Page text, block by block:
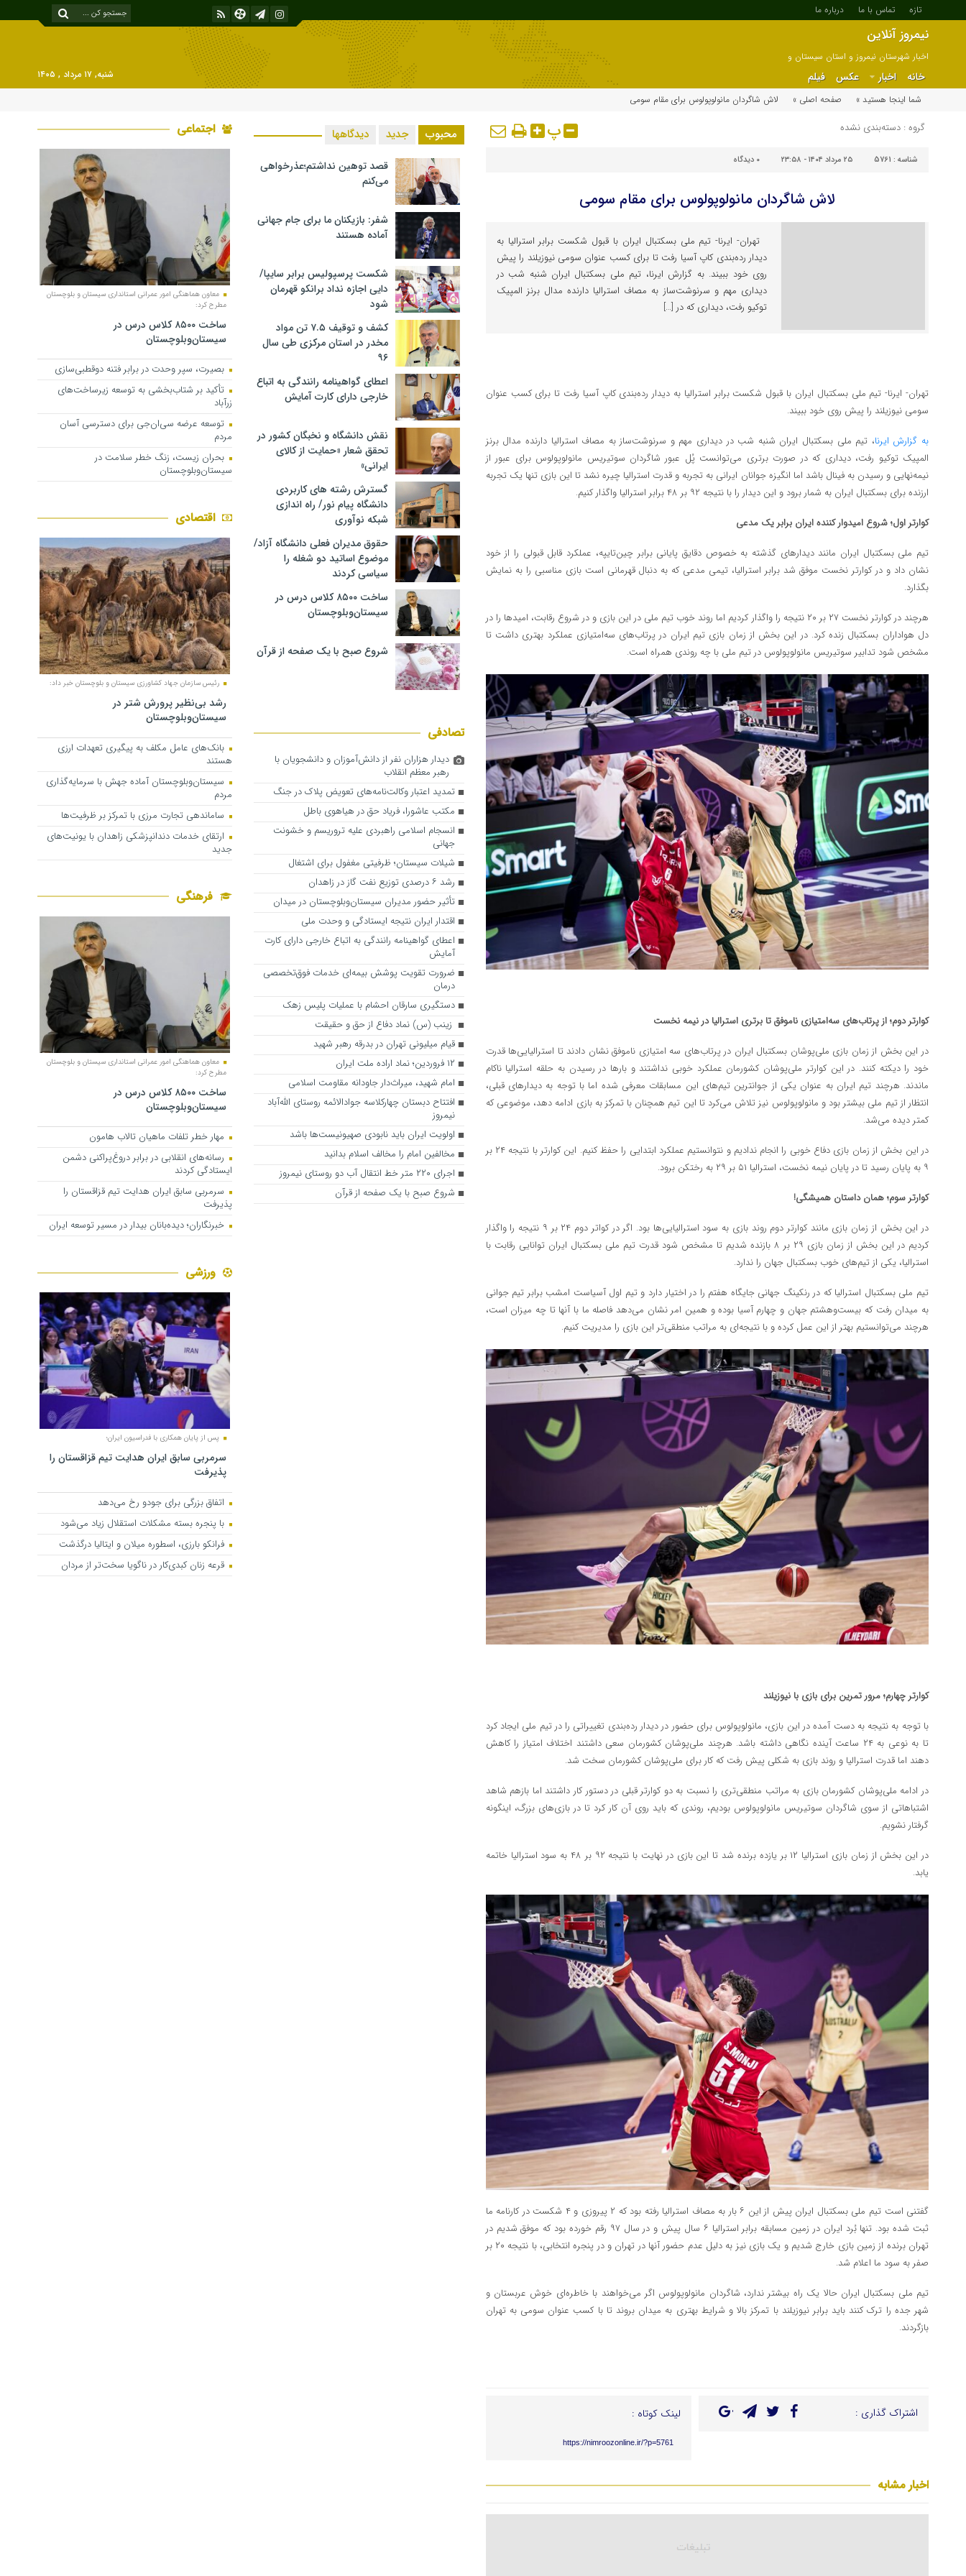
تازه تماس با ما درباره ما
نیمروز آنلاین
اخبار شهرستان نیمروز و استان سیستان و
بلوچستان
خانه اخبار عکس فیلم
شنبه, ۱۷ مرداد , ۱۴۰۵
شما اینجا هستید »
صفحه اصلی » لاش شاگردان مانولوپولوس برای مقام سومی
گروه : دسته‌بندی نشده پ
شناسه : 5761 ۲۵ مرداد ۱۴۰۴ - ۲۳:۵۸ ۰ دیدگاه
لاش شاگردان مانولوپولوس برای مقام سومی
تهران- ایرنا- تیم ملی بسکتبال ایران با قبول شکست برابر استرالیا به
دیدار رده‌بندی کاپ آسیا رفت تا برای کسب عنوان سومی نیوزیلند را پیش
روی خود ببیند. به گزارش ایرنا، تیم ملی بسکتبال ایران شنبه شب در
دیداری مهم و سرنوشت‌ساز به مصاف استرالیا دارنده مدال برنز المپیک
توکیو رفت، دیداری که در […]
تهران- ایرنا- تیم ملی بسکتبال ایران با قبول شکست برابر استرالیا به دیدار رده‌بندی کاپ آسیا رفت تا برای کسب عنوان
سومی نیوزیلند را پیش روی خود ببیند.
به گزارش ایرنا، تیم ملی بسکتبال ایران شنبه شب در دیداری مهم و سرنوشت‌ساز به مصاف استرالیا دارنده مدال برنز
المپیک توکیو رفت، دیداری که در صورت برتری می‌توانست پُل عبور شاگردان سوتیریس مانولوپولوس برای عبور از
نیمه‌نهایی و رسیدن به فینال باشد اما انگیزه جوانان ایرانی به تجربه و قدرت استرالیا چیره نشد تا این بازی تنها یک تجربه
ارزنده برای بسکتبال ایران به شمار برود و این دیدار را با نتیجه ۹۲ بر ۴۸ برابر استرالیا واگذار کنیم.
کوارتر اول؛ شروع امیدوار کننده ایران برابر یک مدعی
تیم ملی بسکتبال ایران مانند دیدارهای گذشته به خصوص دقایق پایانی برابر چین‌تایپه، عملکرد قابل قبولی را از خود
نشان داد و در کوارتر نخست موفق شد برابر استرالیا، تیمی مدعی که به دنبال قهرمانی است بازی مناسبی را به نمایش
بگذارد.
هرچند در کوارتر نخست ۲۷ بر ۲۰ نتیجه را واگذار کردیم اما روند خوب تیم ملی در این بازی و در شروع رقابت، امیدها را در
دل هواداران بسکتبال زنده کرد. در این بخش از زمان بازی تیم ایران در پرتاب‌های سه‌امتیازی عملکرد بهتری داشت تا
مشخص شود تدابیر سوتیریس مانولوپولوس در تیم ملی با چه روندی همراه است.
کوارتر دوم؛‌ از پرتاب‌های سه‌امتیازی ناموفق تا برتری استرالیا در نیمه نخست
در این بخش از زمان بازی ملی‌پوشان بسکتبال ایران در پرتاب‌های سه‌ امتیازی ناموفق نشان دادند تا استرالیایی‌ها قدرت
خود را دیکته کنند. در این کوارتر ملی‌پوشان کشورمان عملکرد خوبی نداشتند و بارها در رسیدن به حلقه استرالیا ناکام
ماندند. هرچند تیم ایران به عنوان یکی از جوانترین تیم‌های این مسابقات معرفی شده اما با توجه به دیدارهای قبلی،
انتظار از تیم ملی بیشتر بود و مانولوپولوس نیز تلاش می‌کرد تا این تیم همچنان با تمرکز به بازی ادامه دهد،‌ موضوعی که
کمتر دیده می‌شد.
در این بخش از زمان بازی دفاع خوبی را انجام ندادیم و نتوانستیم عملکرد ابتدایی را حفظ کنیم. این کوارتر با نتیجه ۲۴ بر
۹ به پایان رسید تا در پایان نیمه نخست، استرالیا ۵۱ بر ۲۹ به رختکن برود.
کوارتر سوم؛ همان داستان همیشگی!
در این بخش از زمان بازی مانند کوارتر دوم روند بازی به سود استرالیایی‌ها بود. اگر در کواتر دوم ۲۴ بر ۹ نتیجه را واگذار
کردیم در این بخش از زمان بازی ۲۹ بر ۸ بازنده شدیم تا مشخص شود قدرت تیم ملی بسکتبال ایران توانایی رقابت با
استرالیا، یکی از تیم‌های خوب بسکتبال جهان را ندارد.
تیم ملی بسکتبال استرالیا که در رنکینگ جهانی جایگاه هفتم را در اختیار دارد و تیم اول آسیاست امشب برابر تیم جوانی
به میدان رفت که بیست‌وهشتم جهان و چهارم آسیا بوده و همین امر نشان می‌دهد فاصله ما با آنها تا چه میزان است،
هرچند می‌توانستیم بهتر از این عمل کرده و با نتیجه‌ای به مراتب منطقی‌تر این بازی را مدیریت کنیم.
کوارتر چهارم؛ مرور تمرین برای بازی با نیوزیلند
با توجه به نتیجه به دست آمده در این بازی، مانولوپولوس برای حضور در دیدار رده‌بندی تغییراتی را در تیم ملی ایجاد کرد
تا به نوعی به ۲۴ ساعت آینده نگاهی داشته باشد. هرچند ملی‌پوشان کشورمان سعی داشتند اختلاف امتیاز را کاهش
دهند اما قدرت استرالیا و روند بازی به شکلی پیش رفت که کار برای ملی‌پوشان کشورمان سخت شد.
در ادامه ملی‌پوشان کشورمان بازی به مراتب منطقی‌تری را نسبت به دو کوارتر قبلی در دستور کار داشتند اما بازهم شاهد
اشتباهاتی از سوی شاگردان سوتیریس مانولوپولوس بودیم، روندی که باید روی آن کار کرد تا در بازی‌های بزرگ، اینگونه
گرفتار نشویم.
در این بخش از زمان بازی استرالیا ۱۲ بر یازده برنده شد تا این بازی در نهایت با نتیجه ۹۲ بر ۴۸ به سود استرالیا خاتمه
یابد.
گفتنی است تیم ملی بسکتبال ایران پیش از این ۶ بار به مصاف استرالیا رفته بود که ۲ پیروزی و ۴ شکست در کارنامه ما
ثبت شده بود. تنها بُرد ایران در زمین مسابقه برابر استرالیا ۶ سال پیش و در سال ۹۷ رقم خورده بود که موفق شدیم در
تهران برنده از زمین بازی خارج شدیم و یک بازی نیز به دلیل عدم حضور آنها در تهران و در پنجره انتخابی، با نتیجه ۲۰ بر
صفر به سود ما اعلام شد.
تیم ملی بسکتبال ایران حالا یک راه بیشتر ندارد،‌ شاگردان مانولوپولوس اگر می‌خواهند با خاطره‌ای خوش عربستان و
شهر جده را ترک کنند باید برابر نیوزیلند با تمرکز بالا و شرایط بهتری به میدان بروند تا با کسب عنوان سومی به تهران
بازگردند.
اشتراک گذاری : لینک کوتاه :
https://nimroozonline.ir/?p=5761
اخبار مشابه
محبوب جدید دیدگاهها
قصد توهین نداشتم؛عذرخواهی
می‌کنم
شفر: بازیکنان ما برای جام جهانی
آماده هستند
شکست پرسپولیس برابر سایپا/
دایی اجازه نداد برانکو قهرمان
شود
کشف و توقیف ۷.۵ تن مواد
مخدر در استان مرکزی طی سال
۹۶
اعطای گواهینامه رانندگی به اتباع
خارجی دارای کارت آمایش
نقش دانشگاه و نخبگان کشور در
تحقق شعار «حمایت از کالای
ایرانی»
گسترش رشته های کاربردی
دانشگاه پیام نور/ راه اندازی
شبکه نوآوری
حقوق مدیران فعلی دانشگاه آزاد/
موضوع اساتید دو شغله را
سیاسی کردند
ساخت ۸۵۰۰ کلاس درس در
سیستان‌وبلوچستان
شروع صبح با یک صفحه از قرآن
تصادفی
دیدار هزاران نفر از دانش‌آموزان و دانشجویان با
رهبر معظم انقلاب
تمدید اعتبار وکالت‌نامه‌های تعویض پلاک در جنگ
مکتب عاشورا، فریاد حق در هیاهوی باطل
انسجام اسلامی راهبردی علیه تروریسم و خشونت
جهانی
شیلات سیستان؛ ظرفیتی مغفول برای اشتغال
رشد ۶ درصدی توزیع نفت گاز در زاهدان
تأثیر حضور مدیران سیستان‌وبلوچستان در میدان
اقتدار ایران نتیجه ایستادگی و وحدت ملی
اعطای گواهینامه رانندگی به اتباع خارجی دارای کارت
آمایش
ضرورت تقویت پوشش بیمه‌ای خدمات فوق‌تخصصی
درمان
دستگیری سارقان احشام با عملیات پلیس زهک
زینب (س) نماد دفاع از حق و حقیقت
قیام میلیونی تهران در بدرقه رهبر شهید
۱۲ فروردین؛ نماد اراده ملت ایران
امام شهید، میراث‌دار جاودانه مقاومت اسلامی
افتتاح دبستان چهارکلاسه جوادالائمه روستای الله‌آباد
نیمروز
اولویت ایران باید نابودی صهیونیست‌ها باشد
مخالفین امام را مخالف اسلام بدانید
اجرای ۲۲۰ متر خط انتقال آب دو روستای نیمروز
شروع صبح با یک صفحه از قرآن
اجتماعی
معاون هماهنگی امور عمرانی استانداری سیستان ‎‌و بلوچستان
مطرح کرد:
ساخت ۸۵۰۰ کلاس درس در
سیستان‌وبلوچستان
بصیرت، سپر وحدت در برابر فتنه دوقطبی‌سازی
تأکید بر شتاب‌بخشی به توسعه زیرساخت‌های
زرآباد
توسعه عرضه سی‌ان‌جی برای دسترسی آسان
مردم
بحران زیست، زنگ خطر سلامت در
سیستان‌وبلوچستان
اقتصادی
رئیس سازمان جهاد کشاورزی سیستان و بلوچستان خبر داد:
رشد بی‌نظیر پرورش شتر در
سیستان‌وبلوچستان
بانک‌های عامل مکلف به پیگیری تعهدات ارزی
هستند
سیستان‌وبلوچستان آماده جهش با سرمایه‌گذاری
مردم
ساماندهی تجارت مرزی با تمرکز بر ظرفیت‌ها
ارتقای خدمات دندانپزشکی زاهدان با یونیت‌های
جدید
فرهنگی
معاون هماهنگی امور عمرانی استانداری سیستان ‎‌و بلوچستان
مطرح کرد:
ساخت ۸۵۰۰ کلاس درس در
سیستان‌وبلوچستان
مهار خطر تلفات ماهیان تالاب‌ هامون
رسانه‌های انقلابی در برابر دروغ‌پراکنی دشمن
ایستادگی کردند
سرمربی سابق ایران هدایت تیم قزاقستان را
پذیرفت
خبرنگاران؛ دیده‌بانان بیدار در مسیر توسعه ایران
ورزشی
پس از پایان همکاری با فدراسیون ایران؛
سرمربی سابق ایران هدایت تیم قزاقستان را
پذیرفت
اتفاق بزرگی برای جودو رخ می‌دهد
با پنجره بسته مشکلات استقلال زیاد می‌شود
فرانکو بارزی، اسطوره میلان و ایتالیا درگذشت
قرعه زنان کبدی‌کار در ناگویا سخت‌تر از مردان